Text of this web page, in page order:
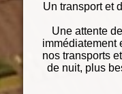
Un transport et
Une attente
immédiatement
nos transports
de nuit, plus